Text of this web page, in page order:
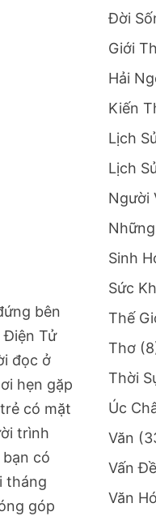
bên
Điện Tử
đọc ở
hẹn gặp
có mặt
trình
có
tháng
góp
Đời
Giới
Hải
Kiến
Lịch
Lịch
Người
Sinh
Sức
Thế
Thơ
Thời
Úc
Văn
Vấn
Văn